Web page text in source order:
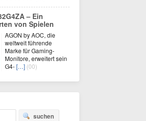
– Ein
von Spielen
AGON by AOC, die
weltweit führende
Marke für Gaming-
Monitore, erweitert sein
G4-[…] (00)
suchen